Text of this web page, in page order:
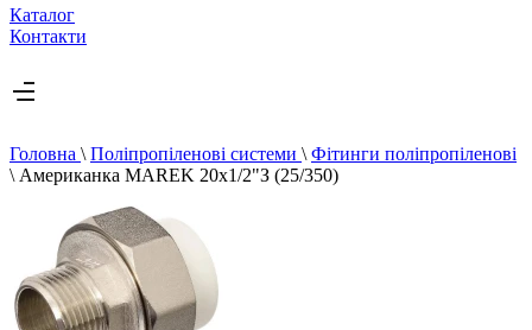
Каталог
Контакти
Головна \ Поліпропіленові системи \ Фітинги поліпропіленові
\ Американка MAREK 20х1/2"З (25/350)